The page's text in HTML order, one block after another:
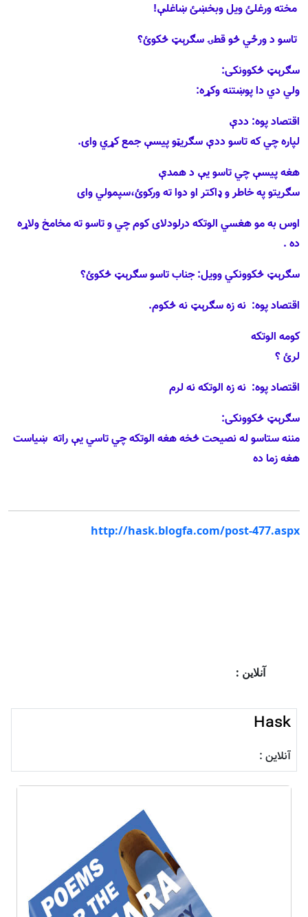
مخته ورغلئ ويل وبخښئ ښاغلې!
تاسو د ورځي څو قطۍ سګرېټ څکوئ؟
سګرېټ څکوونکى:
ولي دي دا پوښتنه وکړه:
اقتصاد پوه: ددې
لپاره چي که تاسو ددې سګريټو پيسې جمع کړي واى.
هغه پيسې چي تاسو يې د همدې
سګريتو په خاطر و ډاکتر او دوا ته ورکوئ،سپمولي واى
اوس به مو هغسي الوتکه درلودلاى کومچي وتاسو ته مخامخ ولاړه
ده .
سګرېټ څکوونکيوويل: جناب تاسو سګرېټ څکوئ؟
اقتصاد پوه: نه زه سګرېټ نه څکوم.
کومه الوتکه
لرئ ؟
اقتصاد پوه: نه زه الوتکه نه لرم
سګرېټ څکوونکى:
مننه ستاسو له نصيحت څخه هغه الوتکه چي تاسي يې راته ښياست
هغه زما ده
آنلاین :
http://hask.blogfa.com/post-477.aspx
Hask
آنلاین :